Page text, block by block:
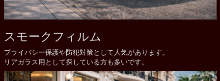
スモークフィルム
プライバシー保護や防犯対策として人気があります。
リアガラス用として探している方も多いです。